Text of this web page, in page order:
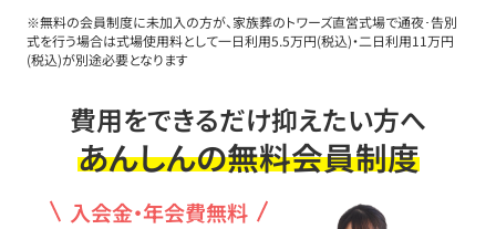
※無料の会員制度に未加入の方が、家族葬のトワーズ直営式場で通夜･告別
式を行う場合は式場使用料として一日利用5.5万円(税込)・二日利用11万円
(税込)が別途必要となります
費用をできるだけ抑えたい方へ
あんしんの無料会員制度
入会金・年会費無料